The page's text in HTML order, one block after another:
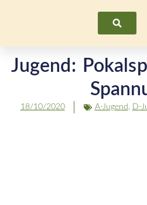
Suchen
Jugend:
18/10/2020 A-Jugend , D-